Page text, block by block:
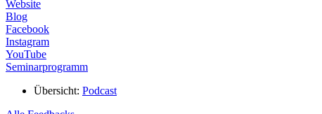
Website
Blog
Facebook
Instagram
YouTube
Seminarprogramm
Übersicht: Podcast